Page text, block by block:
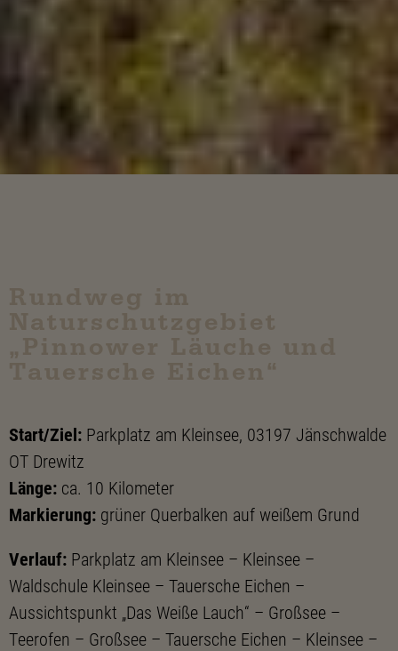
Start/Ziel: Parkplatz am Kleinsee, 03197 Jänschwalde
OT Drewitz
Länge: ca. 10 Kilometer
Markierung: grüner Querbalken auf weißem Grund
Verlauf: Parkplatz am Kleinsee – Kleinsee –
Waldschule Kleinsee – Tauersche Eichen –
Aussichtspunkt „Das Weiße Lauch“ – Großsee –
Teerofen – Großsee – Tauersche Eichen – Kleinsee –